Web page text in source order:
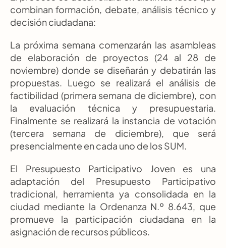
combinan formación, debate, análisis técnico y
decisión ciudadana:
La próxima semana comenzarán las asambleas
de elaboración de proyectos (24 al 28 de
noviembre) donde se diseñarán y debatirán las
propuestas. Luego se realizará el análisis de
factibilidad (primera semana de diciembre), con
la evaluación técnica y presupuestaria.
Finalmente se realizará la instancia de votación
(tercera semana de diciembre), que será
presencialmente en cada uno de los SUM.
El Presupuesto Participativo Joven es una
adaptación del Presupuesto Participativo
tradicional, herramienta ya consolidada en la
ciudad mediante la Ordenanza N.º 8.643, que
promueve la participación ciudadana en la
asignación de recursos públicos.